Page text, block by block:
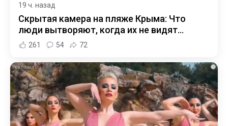
19 ч. назад
Скрытая камера на пляже Крыма: Что
люди вытворяют, когда их не видят...
261 54 72
i